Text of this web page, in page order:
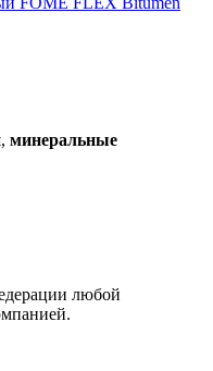
, минеральные
любой